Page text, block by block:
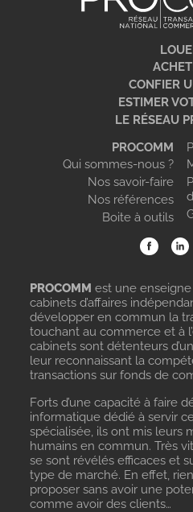
CONFIER
ESTIMER
LE RÉSEAU
PROCOMM
Qui sommes-nous ?
Nos savoir-faire
Nos références
Boite à outils
PROCOMM est une
cabinets d’affaires
développer en commun la
touchant au commerce et à
cabinets sont détenteurs
leur reconnaissant la
transactions sur fonds de
Forts d’une capacité à faire
informatique dédié à servir
spécialisée, ils ont mis leurs
humains en commun. Très
se sont révélés efficaces et
type de marché. En effet,
proposer sans avoir une
comme avoir des clients…